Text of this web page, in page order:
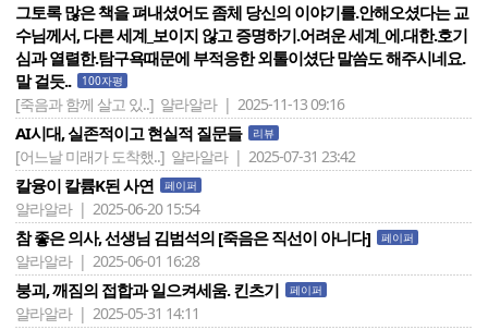
그토록 많은 책을 펴내셨어도 좀체 당신의 이야기를.안해오셨다는 교
수님께서, 다른 세계_보이지 않고 증명하기.어려운 세계_에.대한.호기
심과 열렬한.탐구욕때문에 부적응한 외톨이셨단 말씀도 해주시네요.
말 걸듯..
100자평
[죽음과 함께 살고 있..] 얄라알라 | 2025-11-13 09:16
AI시대, 실존적이고 현실적 질문들 리뷰
[어느날 미래가 도착했..] 얄라알라 | 2025-07-31 23:42
칼융이 칼륨K된 사연 페이퍼
얄라알라 | 2025-06-20 15:54
참 좋은 의사, 선생님 김범석의 [죽음은 직선이 아니다] 페이퍼
얄라알라 | 2025-06-01 16:28
붕괴, 깨짐의 접합과 일으켜세움. 킨츠기 페이퍼
얄라알라 | 2025-05-31 14:11